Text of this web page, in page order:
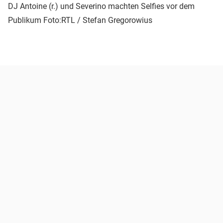
DJ Antoine (r.) und Severino machten Selfies vor dem
Publikum Foto:RTL / Stefan Gregorowius